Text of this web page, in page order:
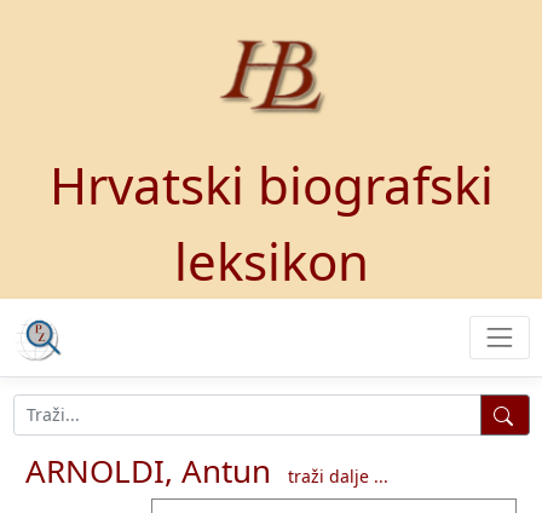
Hrvatski biografski
leksikon
ARNOLDI, Antun traži dalje ...